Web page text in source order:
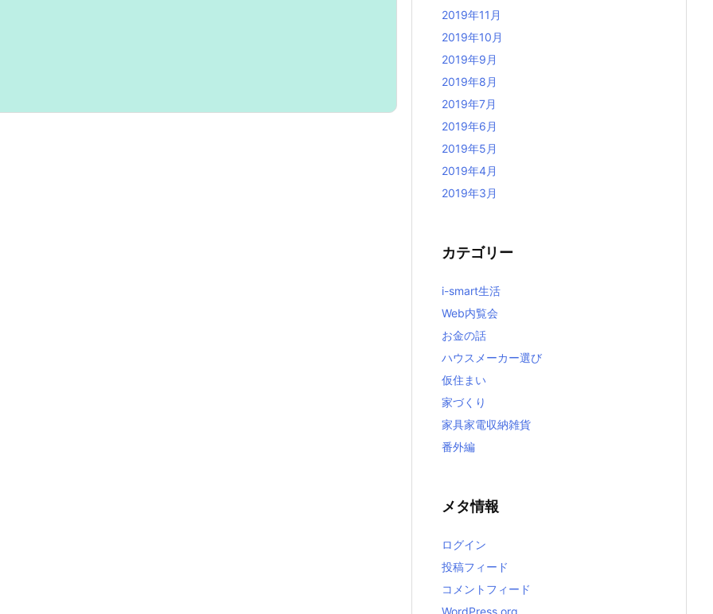
2019年11月
2019年10月
2019年9月
2019年8月
2019年7月
2019年6月
2019年5月
2019年4月
2019年3月
カテゴリー
i-smart生活
Web内覧会
お金の話
ハウスメーカー選び
仮住まい
家づくり
家具家電収納雑貨
番外編
メタ情報
ログイン
投稿フィード
コメントフィード
WordPress.org